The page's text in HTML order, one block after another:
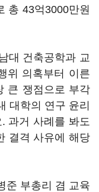
총 43억3000만원
대 건축공학과 교
위 의혹부터 이른
큰 쟁점으로 부각
대학의 연구 윤리
과거 사례를 봐도
결격 사유에 해당
준 부총리 겸 교육